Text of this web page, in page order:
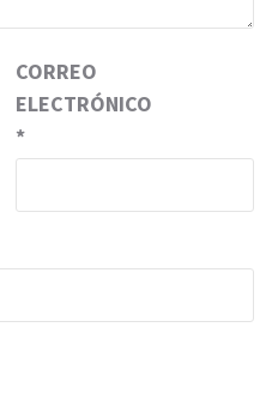
CORREO
ELECTRÓNICO
*